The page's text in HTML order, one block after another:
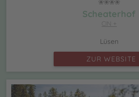
Scheaterhof
CIN +
Lüsen
ZUR WEBSITE